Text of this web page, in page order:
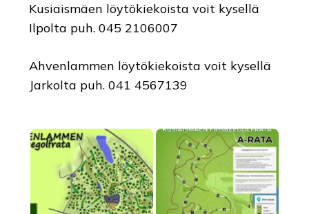
Kusiaismäen löytökiekoista voit kysellä
Ilpolta puh. 045 2106007
Ahvenlammen löytökiekoista voit kysellä
Jarkolta puh. 041 4567139